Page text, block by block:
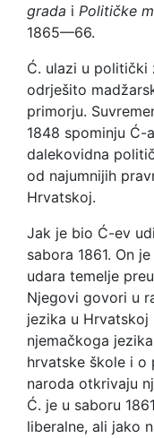
grada i Političke
1865—66.
Ć. ulazi u politički
odrješito
primorju.
1848 spominju
dalekovidna
od najumnijih
Hrvatskoj.
Jak je bio Ć-ev
sabora 1861. On
udara temelje
Njegovi govori u
jezika u Hrvatskoj
njemačkoga
hrvatske škole i
naroda otkrivaju
Ć. je u saboru
liberalne, ali jako